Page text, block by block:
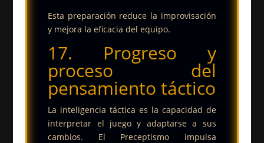
Esta preparación reduce la improvisación
y mejora la eficacia del equipo.
17. Progreso y
proceso del
pensamiento táctico
La inteligencia táctica es la capacidad de
interpretar el juego y adaptarse a sus
cambios. El Preceptismo impulsa